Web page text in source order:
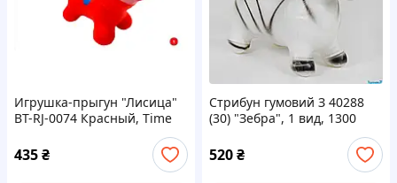
Игрушка-прыгун "Лисица"
BT-RJ-0074 Красный, Time
435₴
Стрибун гумовий З 40288
(30) "Зебра", 1 вид, 1300
520₴